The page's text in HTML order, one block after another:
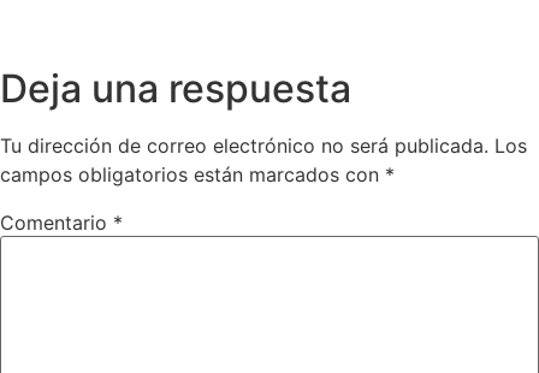
Deja una respuesta
Tu dirección de correo electrónico no será publicada. Los
campos obligatorios están marcados con *
Comentario *